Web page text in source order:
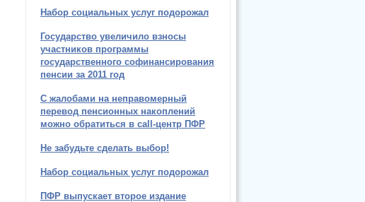
Набор социальных услуг подорожал
Государство увеличило взносы
участников программы
государственного софинансирования
пенсии за 2011 год
С жалобами на неправомерный
перевод пенсионных накоплений
можно обратиться в call-центр ПФР
Не забудьте сделать выбор!
Набор социальных услуг подорожал
ПФР выпускает второе издание